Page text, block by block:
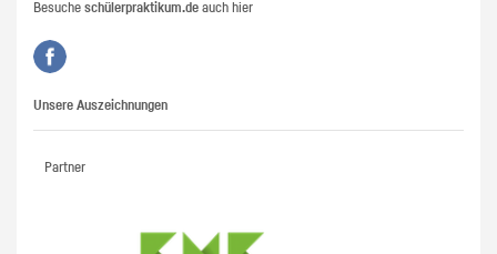
Besuche schülerpraktikum.de auch hier
Unsere Auszeichnungen
Partner